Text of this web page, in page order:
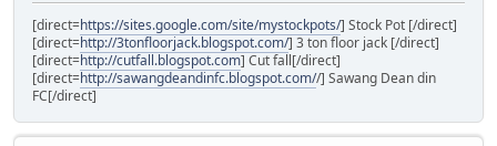
[direct=https://sites.google.com/site/mystockpots/] Stock Pot [/direct]
[direct=http://3tonfloorjack.blogspot.com/] 3 ton floor jack [/direct]
[direct=http://cutfall.blogspot.com] Cut fall[/direct]
[direct=http://sawangdeandinfc.blogspot.com//] Sawang Dean din
FC[/direct]